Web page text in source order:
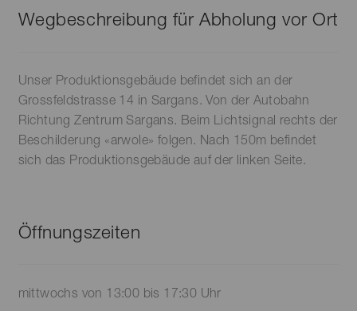
Wegbeschreibung für Abholung vor Ort
Unser Produktionsgebäude befindet sich an der
Grossfeldstrasse 14 in Sargans. Von der Autobahn
Richtung Zentrum Sargans. Beim Lichtsignal rechts der
Beschilderung «arwole» folgen. Nach 150m befindet
sich das Produktionsgebäude auf der linken Seite.
Öffnungszeiten
mittwochs von 13:00 bis 17:30 Uhr